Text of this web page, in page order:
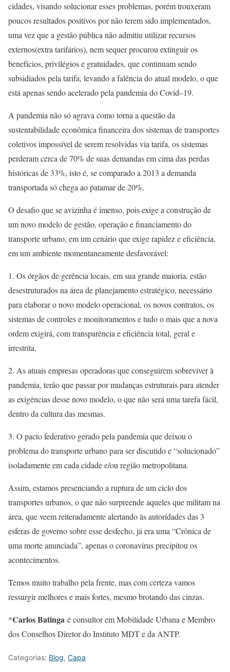
cidades, visando solucionar esses problemas, porém trouxeram
poucos resultados positivos por não terem sido implementados,
uma vez que a gestão pública não admitiu utilizar recursos
externos(extra tarifários), nem sequer procurou extinguir os
benefícios, privilégios e gratuidades, que continuam sendo
subsidiados pela tarifa, levando a falência do atual modelo, o que
está apenas sendo acelerado pela pandemia do Covid–19.
A pandemia não só agrava como torna a questão da
sustentabilidade econômica financeira dos sistemas de transportes
coletivos impossível de serem resolvidas via tarifa, os sistemas
perderam cerca de 70% de suas demandas em cima das perdas
históricas de 33%, isto é, se comparado a 2013 a demanda
transportada só chega ao patamar de 20%.
O desafio que se avizinha é imenso, pois exige a construção de
um novo modelo de gestão, operação e financiamento do
transporte urbano, em um cenário que exige rapidez e eficiência,
em um ambiente momentaneamente desfavorável:
1. Os órgãos de gerência locais, em sua grande maioria, estão
desestruturados na área de planejamento estratégico, necessário
para elaborar o novo modelo operacional, os novos contratos, os
sistemas de controles e monitoramentos e tudo o mais que a nova
ordem exigirá, com transparência e eficiência total, geral e
irrestrita.
2. As atuais empresas operadoras que conseguirem sobreviver à
pandemia, terão que passar por mudanças estruturais para atender
as exigências desse novo modelo, o que não será uma tarefa fácil,
dentro da cultura das mesmas.
3. O pacto federativo gerado pela pandemia que deixou o
problema do transporte urbano para ser discutido e “solucionado”
isoladamente em cada cidade e/ou região metropolitana.
Assim, estamos presenciando a ruptura de um ciclo dos
transportes urbanos, o que não surpreende aqueles que militam na
área, que veem reiteradamente alertando às autoridades das 3
esferas de governo sobre esse desfecho, já era uma “Crônica de
uma morte anunciada”, apenas o coronavírus precipitou os
acontecimentos.
Temos muito trabalho pela frente, mas com certeza vamos
ressurgir melhores e mais fortes, mesmo brotando das cinzas.
*Carlos Batinga é consultor em Mobilidade Urbana e Membro
dos Conselhos Diretor do Instituto MDT e da ANTP.
Categorias: Blog, Capa